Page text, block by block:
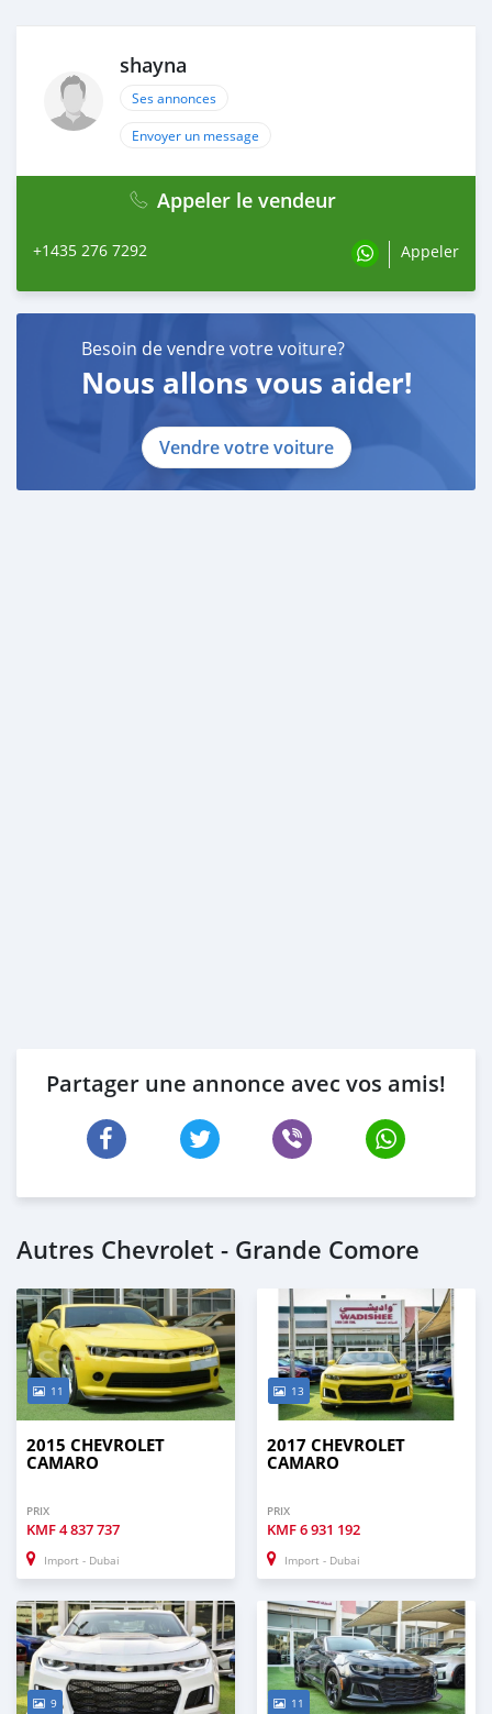
shayna
Ses annonces
Envoyer un message
Appeler le vendeur
+1435 276 7292 Appeler
Besoin de vendre votre voiture?
Nous allons vous aider!
Vendre votre voiture
Partager une annonce avec vos amis!
Autres Chevrolet - Grande Comore
11
2015 CHEVROLET
CAMARO
PRIX
KMF4 837 737
Import - Dubai
13
2017 CHEVROLET
CAMARO
PRIX
KMF6 931 192
Import - Dubai
9 11